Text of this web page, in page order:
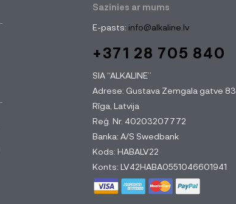
Sazinies ar mums
E-pasts: info@alkaline.lv
+371 28 705 840
SIA “ALKALINE”
Adrese: Gustava Zemgala gatve 83,
Rīga, Latvija
Reģ. Nr. 40203207772
Banka: A/S Swedbank
Kods: HABALV22
Konts: LV42HABA0551046601941